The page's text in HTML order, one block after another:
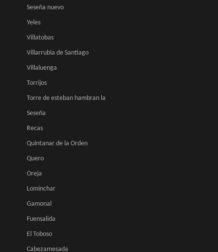
Seseña nuevo
Yeles
Villatobas
Villarrubia de Santiago
Villaluenga
Torrijos
Torre de esteban hambran la
Seseña
Recas
Quintanar de la Orden
Quero
Oreja
Lominchar
Gamonal
Fuensalida
El Toboso
Cabezamesada